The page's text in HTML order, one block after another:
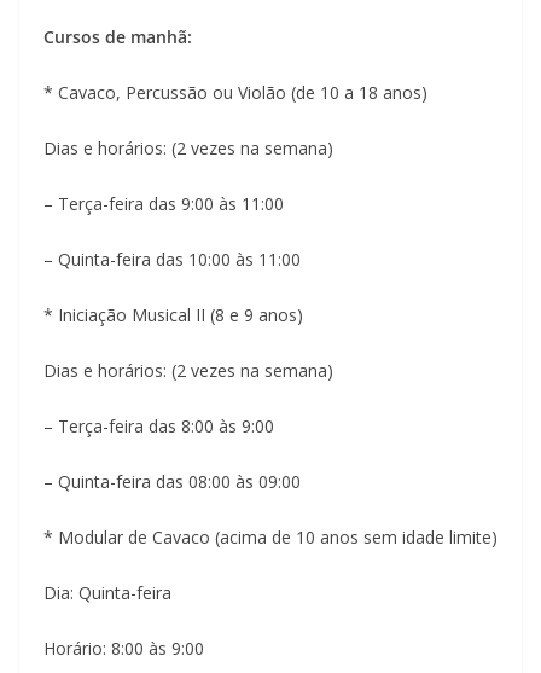
Cursos de manhã:
* Cavaco, Percussão ou Violão (de 10 a 18 anos)
Dias e horários: (2 vezes na semana)
– Terça-feira das 9:00 às 11:00
– Quinta-feira das 10:00 às 11:00
* Iniciação Musical II (8 e 9 anos)
Dias e horários: (2 vezes na semana)
– Terça-feira das 8:00 às 9:00
– Quinta-feira das 08:00 às 09:00
* Modular de Cavaco (acima de 10 anos sem idade limite)
Dia: Quinta-feira
Horário: 8:00 às 9:00